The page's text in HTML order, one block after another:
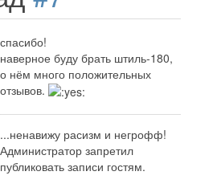
спасибо!
наверное буду брать штиль-180,
о нём много положительных
отзывов.
...ненавижу расизм и негрофф!
Администратор запретил
публиковать записи гостям.